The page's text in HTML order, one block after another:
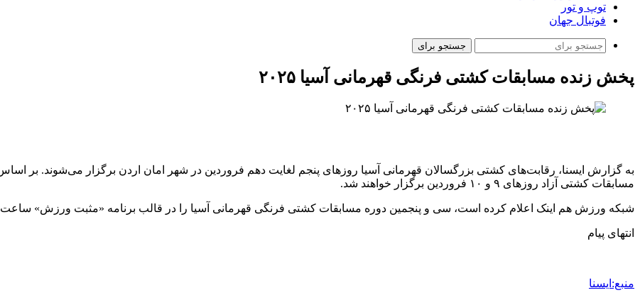
توپ و تور
فوتبال جهان
جستجو برای
پخش زنده مسابقات کشتی فرنگی قهرمانی آسیا ۲۰۲۵
مسابقات کشتی آزاد روزهای ۹ و ۱۰ فروردین برگزار خواهند شد.
شبکه ورزش هم اینک اعلام کرده است، سی و پنجمین دوره مسابقات کشتی فرنگی قهرمانی آسیا را در قالب برنامه «مثبت ورزش» ساعت ۱۲ به وقت تهران زنده پخش خواهد کرد.
انتهای پیام
منبع:ایسنا